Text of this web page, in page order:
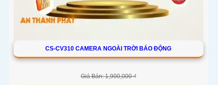
CS-CV310 CAMERA NGOÀI TRỜI BÁO ĐỘNG
Giá Bán: 1,900,000 ₫